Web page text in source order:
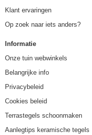
Klant ervaringen
Op zoek naar iets anders?
Informatie
Onze tuin webwinkels
Belangrijke info
Privacybeleid
Cookies beleid
Terrastegels schoonmaken
Aanlegtips keramische tegels